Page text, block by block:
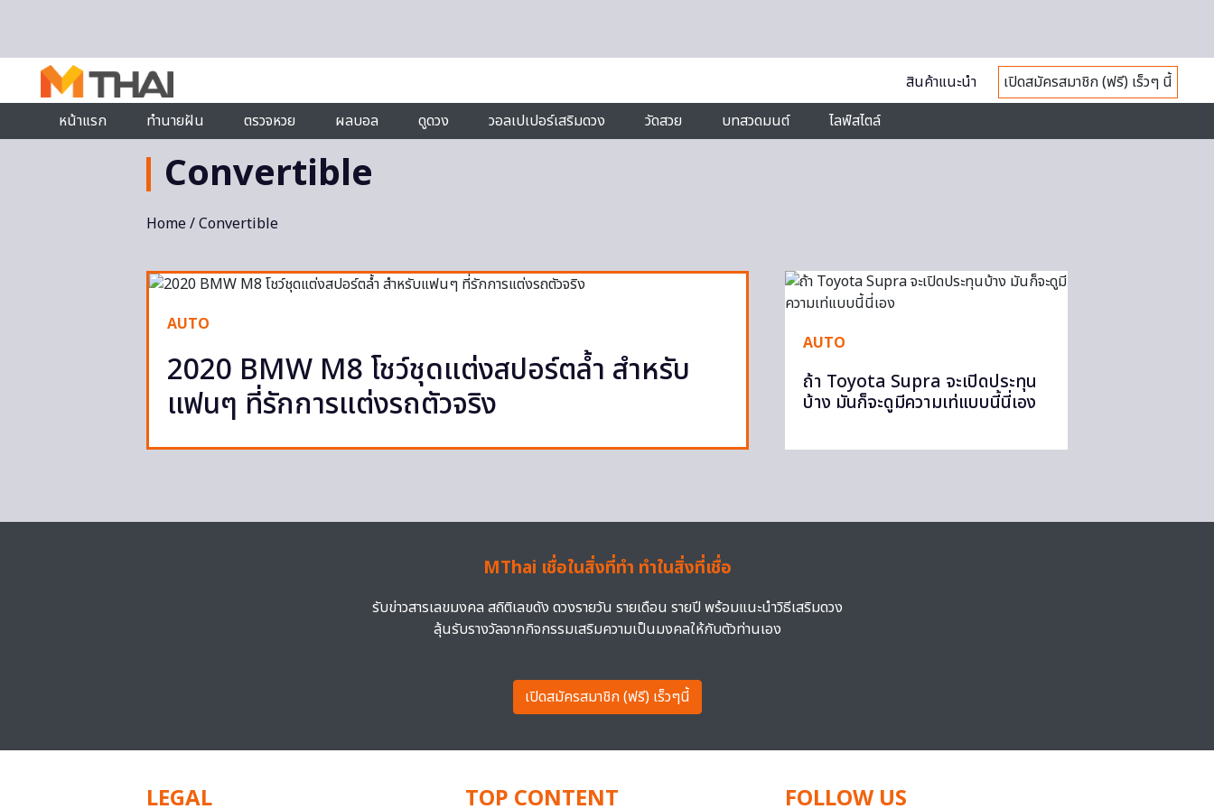
สินค้าแนะนำ
เปิดสมัครสมาชิก (ฟรี) เร็วๆ นี้
หน้าแรก
ทำนายฝัน ตรวจหวย ผลบอล ดูดวง วอลเปเปอร์เสริมดวง วัดสวย บทสวดมนต์ ไลฟ์สไตล์
Convertible
Home/ Convertible
AUTO
2020 BMW M8 โชว์ชุดแต่งสปอร์ตล้ำ สำหรับ
แฟนๆ ที่รักการแต่งรถตัวจริง
AUTO
ถ้า Toyota Supra จะเปิดประทุน
บ้าง มันก็จะดูมีความเท่แบบนี้นี่เอง
MThai เชื่อในสิ่งที่ทำ ทำในสิ่งที่เชื่อ
รับข่าวสารเลขมงคล สถิติเลขดัง ดวงรายวัน รายเดือน รายปี พร้อมแนะนำวิธีเสริมดวง
ลุ้นรับรางวัลจากกิจกรรมเสริมความเป็นมงคลให้กับตัวท่านเอง
เปิดสมัครสมาชิก (ฟรี) เร็วๆนี้
LEGAL TOP CONTENT FOLLOW US